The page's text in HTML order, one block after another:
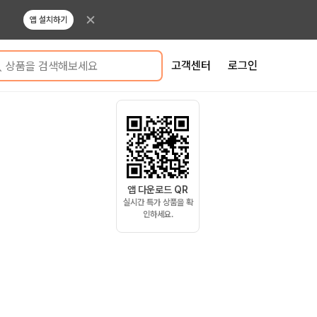
앱 설치하기
상품을 검색해보세요 고객센터 로그인
앱 다운로드 QR
실시간 특가 상품을 확
인하세요.